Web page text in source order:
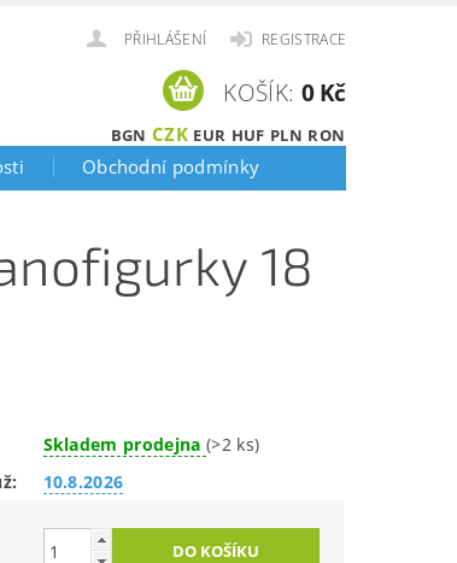
PŘIHLÁŠENÍ REGISTRACE
BGN CZK EUR HUF PLN RON
KOŠÍK: 0 Kč
Obchodní podmínky
18
Skladem prodejna (>2 ks)
10.8.2026